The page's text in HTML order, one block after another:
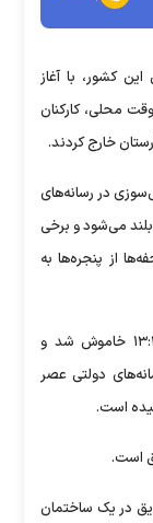
این کشور، با آغاز
(سه‌شنبه) حوالی ساعت ۱۲:۵۷ به وقت محلی، کارکنان
در رسانه‌های
می‌شود و برخی
از پنجره‌ها به
گزارش‌ها حاکیست، آتش در نهایت در ساعت ۱۳:۳۳ خاموش شد و
ادامه داشت. رسانه‌های دولتی عصر
است.
است.
وقوع حریق در یک ساختمان